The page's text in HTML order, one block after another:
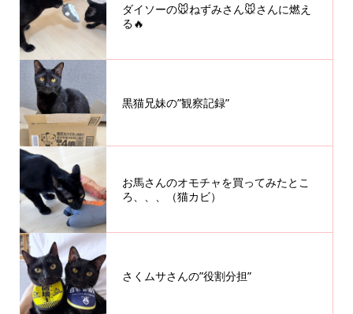
ダイソーの🐭ねずみさん🐭さんに燃え
る🔥
黒猫兄妹の”観察記録”
お馬さんのオモチャを買ってみたとこ
ろ、、、（猫カビ）
さくムサさんの”役割分担”